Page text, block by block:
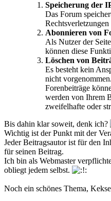
Speicherung der
Das Forum
Abonnieren von
Als Nutzer der
können diese
Löschen von
Es besteht kein
nicht vorgenommen.
Forenbeiträge
werden von Ihrem
zweifelhafte oder
Bis dahin klar soweit, denk ich?
Wichtig ist der Punkt mit der
Jeder Beitragsautor ist für den
für seinen Beitrag.
Ich bin als Webmaster
obliegt jedem selbst.
Noch ein schönes Thema,